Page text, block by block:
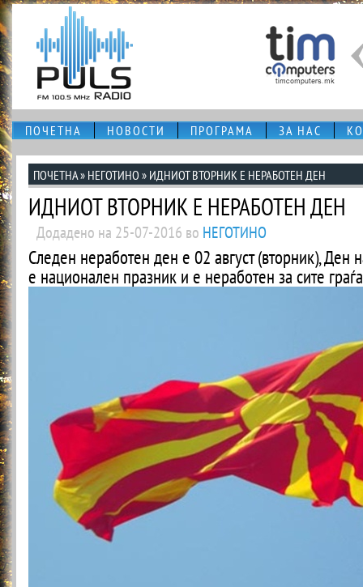
ПОЧЕТНА НОВОСТИ ПРОГРАМА ЗА НАС
ПОЧЕТНА» НЕГОТИНО » ИДНИОТ ВТОРНИК Е НЕРАБОТЕН ДЕН
ИДНИОТ ВТОРНИК Е НЕРАБОТЕН ДЕН
Додадено на 25-07-2016 во НЕГОТИНО
Следен неработен ден е 02 август (вторник), Ден
е национален празник и е неработен за сите